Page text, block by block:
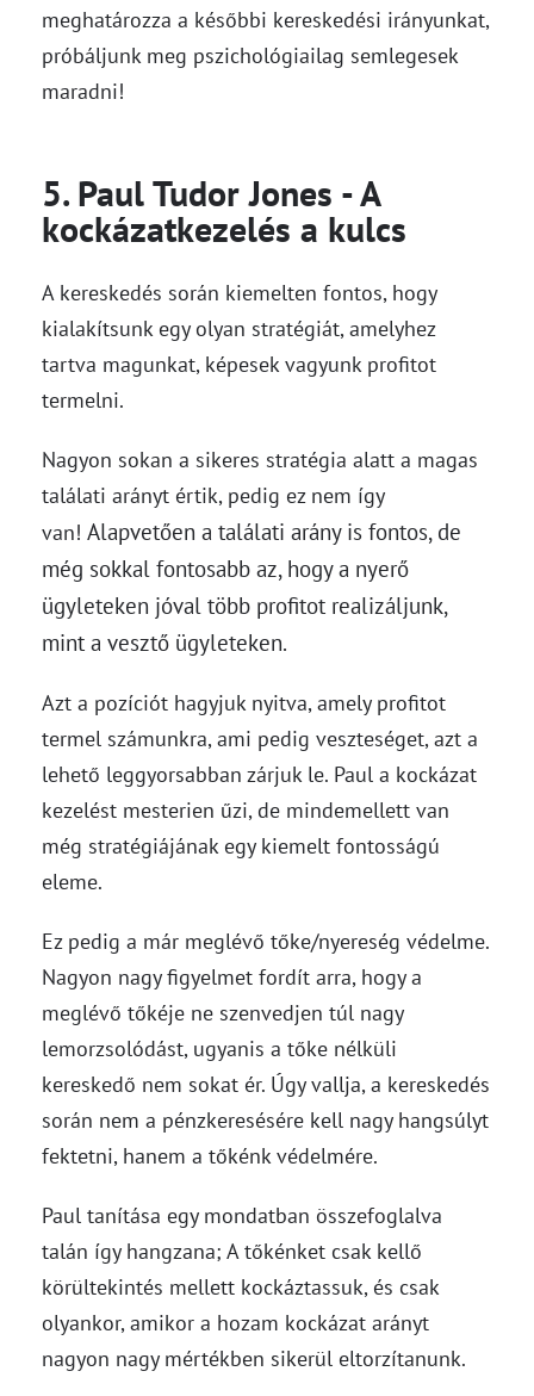
meghatározza a későbbi kereskedési irányunkat,
próbáljunk meg pszichológiailag semlegesek
maradni!
5. Paul Tudor Jones - A
kockázatkezelés a kulcs
A kereskedés során kiemelten fontos, hogy
kialakítsunk egy olyan stratégiát, amelyhez
tartva magunkat, képesek vagyunk profitot
termelni.
Nagyon sokan a sikeres stratégia alatt a magas
találati arányt értik, pedig ez nem így
van! Alapvetően a találati arány is fontos, de
még sokkal fontosabb az, hogy a nyerő
ügyleteken jóval több profitot realizáljunk,
mint a vesztő ügyleteken.
Azt a pozíciót hagyjuk nyitva, amely profitot
termel számunkra, ami pedig veszteséget, azt a
lehető leggyorsabban zárjuk le. Paul a kockázat
kezelést mesterien űzi, de mindemellett van
még stratégiájának egy kiemelt fontosságú
eleme.
Ez pedig a már meglévő tőke/nyereség védelme.
Nagyon nagy figyelmet fordít arra, hogy a
meglévő tőkéje ne szenvedjen túl nagy
lemorzsolódást, ugyanis a tőke nélküli
kereskedő nem sokat ér. Úgy vallja, a kereskedés
során nem a pénzkeresésére kell nagy hangsúlyt
fektetni, hanem a tőkénk védelmére.
Paul tanítása egy mondatban összefoglalva
talán így hangzana; A tőkénket csak kellő
körültekintés mellett kockáztassuk, és csak
olyankor, amikor a hozam kockázat arányt
nagyon nagy mértékben sikerül eltorzítanunk.